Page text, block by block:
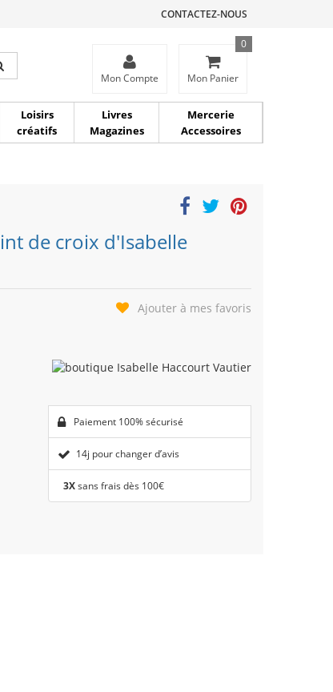
CONTACTEZ-NOUS
Mon Compte Mon Panier
0
Loisirs
créatifs
Livres
Magazines
Mercerie
Accessoires
de croix d'Isabelle
Ajouter à mes favoris
Paiement 100% sécurisé
14j pour changer d’avis
3Xsans frais dès 100€